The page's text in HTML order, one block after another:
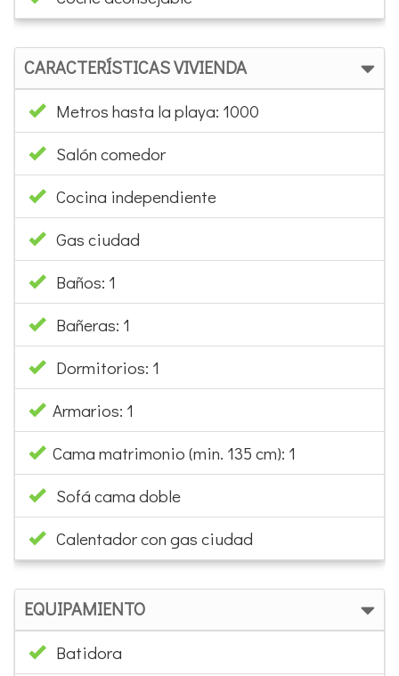
CARACTERÍSTICAS VIVIENDA
Metros hasta la playa: 1000
Salón comedor
Cocina independiente
Gas ciudad
Baños: 1
Bañeras: 1
Dormitorios: 1
Armarios: 1
Cama matrimonio (min. 135 cm): 1
Sofá cama doble
Calentador con gas ciudad
EQUIPAMIENTO
Batidora
Nevera combi